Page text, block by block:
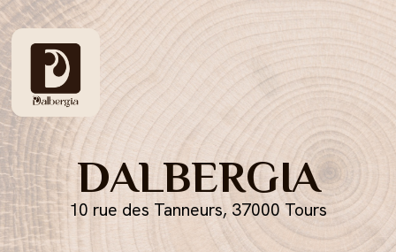
DALBERGIA
10 rue des Tanneurs, 37000 Tours